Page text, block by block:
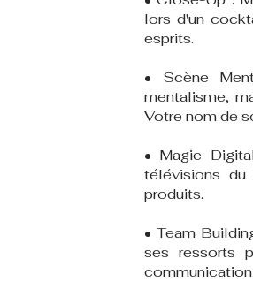
lors d'un
esprits.
• Scène
mentalisme,
Votre nom de
• Magie
télévisions
produits.
• Team
ses ressorts